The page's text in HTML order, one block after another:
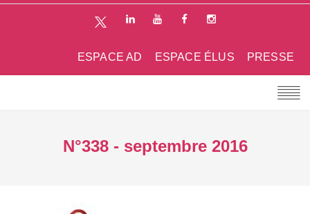
PRESSE
ESPACE ÉLUS
ESPACE AD
N°338 - septembre 2016